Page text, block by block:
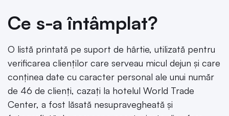
Ce s-a întâmplat?
O listă printată pe suport de hârtie, utilizată pentru
verificarea clienților care serveau micul dejun și care
conținea date cu caracter personal ale unui număr
de 46 de clienți, cazați la hotelul World Trade
Center, a fost lăsată nesupravegheată și